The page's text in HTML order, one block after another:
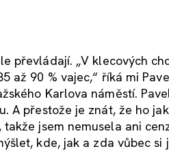
převládají. „V klecových
až 90 % vajec,“ říká mi
Karlova náměstí.
A přestože je znát, že ho
jsem nemusela ani
kde, jak a zda vůbec si